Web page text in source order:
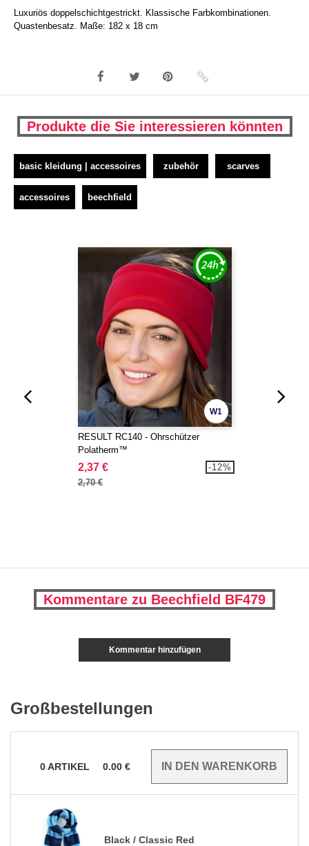
Luxuriös doppelschichtgestrickt. Klassische Farbkombinationen.
Quastenbesatz. Maße: 182 x 18 cm
Produkte die Sie interessieren könnten
basic kleidung | accessoires zubehör scarves
accessoires beechfield
W1
RESULT RC140 - Ohrschützer
Polatherm™
2,37 €
2,70 €
-12%
Kommentare zu Beechfield BF479
Kommentar hinzufügen
Großbestellungen
0ARTIKEL 0.00 €
Black / Classic Red